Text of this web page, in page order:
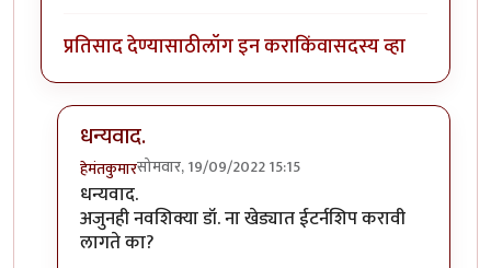
प्रतिसाद देण्यासाठीलॉग इन कराकिंवासदस्य व्हा
धन्यवाद.
हेमंतकुमारसोमवार, 19/09/2022 15:15
In reply to
धन्यवाद.
अजुनही नवशिक्या डॉ. ना खेड्यात ईटर्नशिप करावी
लागते का?